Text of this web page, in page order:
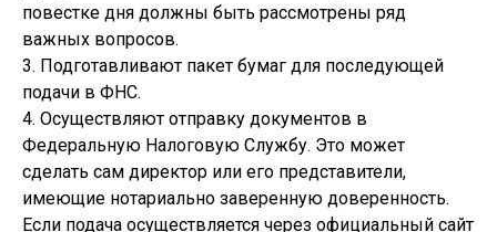
повестке дня должны быть рассмотрены ряд
важных вопросов.
3. Подготавливают пакет бумаг для последующей
подачи в ФНС.
4. Осуществляют отправку документов в
Федеральную Налоговую Службу. Это может
сделать сам директор или его представители,
имеющие нотариально заверенную доверенность.
Если подача осуществляется через официальный сайт